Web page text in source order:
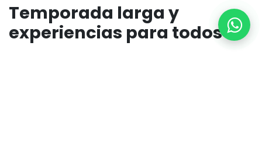
Temporada larga y
experiencias para todos